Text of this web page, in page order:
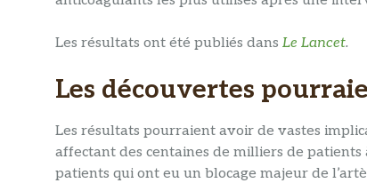
Les résultats ont été publiés dans Le Lancet.
Les découvertes
Les résultats pourraient avoir de vastes
affectant des centaines de milliers de
patients qui ont eu un blocage majeur de